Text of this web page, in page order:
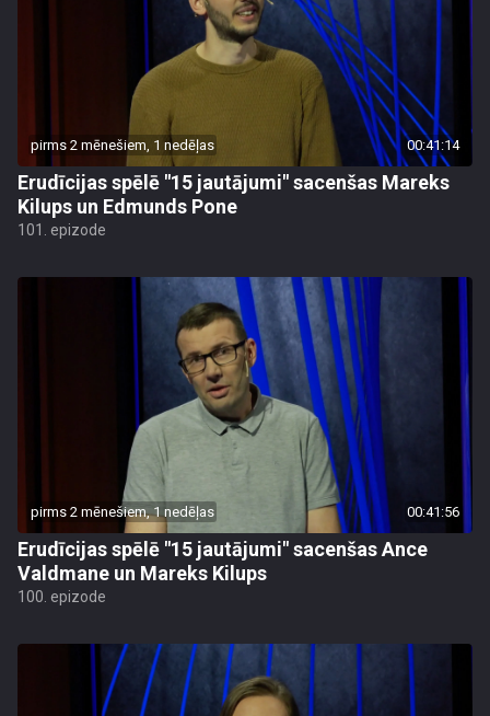
pirms 2 mēnešiem, 1 nedēļas 00:41:14
Erudīcijas spēlē "15 jautājumi" sacenšas Mareks
Kilups un Edmunds Pone
101. epizode
pirms 2 mēnešiem, 1 nedēļas 00:41:56
Erudīcijas spēlē "15 jautājumi" sacenšas Ance
Valdmane un Mareks Kilups
100. epizode